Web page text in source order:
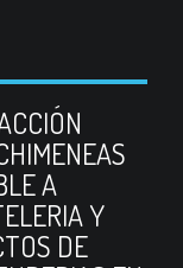
A
Y
DE